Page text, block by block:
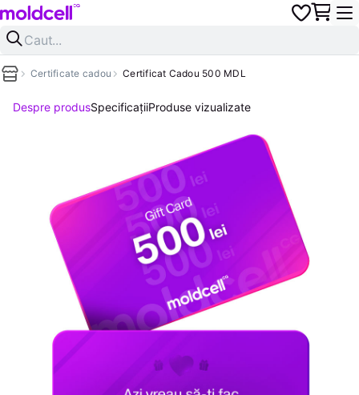
Certificate cadou Certificat Cadou 500 MDL
Despre produsSpecificațiiProduse vizualizate